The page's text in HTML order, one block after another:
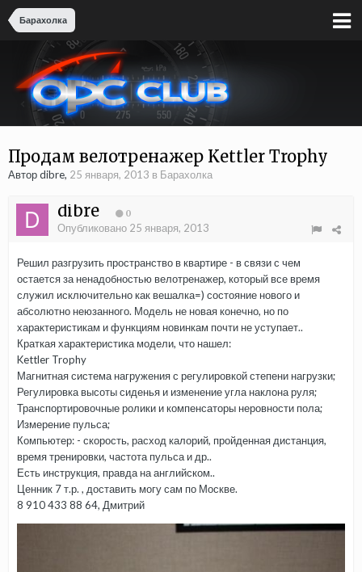
Барахолка
Продам велотренажер Kettler Trophy
Автор dibre, 25 января, 2013 в Барахолка
dibre 0
Опубликовано 25 января, 2013
Решил разгрузить пространство в квартире - в связи с чем
остается за ненадобностью велотренажер, который все время
служил исключительно как вешалка=) состояние нового и
абсолютно неюзанного. Модель не новая конечно, но по
характеристикам и функциям новинкам почти не уступает..
Краткая характеристика модели, что нашел:
Kettler Trophy
Магнитная система нагружения с регулировкой степени нагрузки;
Регулировка высоты сиденья и изменение угла наклона руля;
Транспортировочные ролики и компенсаторы неровности пола;
Измерение пульса;
Компьютер: - скорость, расход калорий, пройденная дистанция,
время тренировки, частота пульса и др..
Есть инструкция, правда на английском..
Ценник 7 т.р. , доставить могу сам по Москве.
8 910 433 88 64, Дмитрий